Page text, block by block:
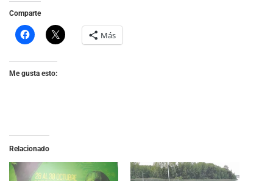
Comparte
Más
Me gusta esto:
Relacionado